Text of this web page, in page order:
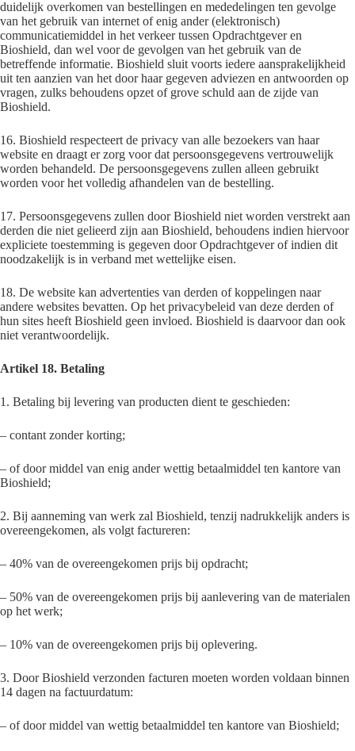
duidelijk overkomen van bestellingen en mededelingen ten gevolge
van het gebruik van internet of enig ander (elektronisch)
communicatiemiddel in het verkeer tussen Opdrachtgever en
Bioshield, dan wel voor de gevolgen van het gebruik van de
betreffende informatie. Bioshield sluit voorts iedere aansprakelijkheid
uit ten aanzien van het door haar gegeven adviezen en antwoorden op
vragen, zulks behoudens opzet of grove schuld aan de zijde van
Bioshield.
16. Bioshield respecteert de privacy van alle bezoekers van haar
website en draagt er zorg voor dat persoonsgegevens vertrouwelijk
worden behandeld. De persoonsgegevens zullen alleen gebruikt
worden voor het volledig afhandelen van de bestelling.
17. Persoonsgegevens zullen door Bioshield niet worden verstrekt aan
derden die niet gelieerd zijn aan Bioshield, behoudens indien hiervoor
expliciete toestemming is gegeven door Opdrachtgever of indien dit
noodzakelijk is in verband met wettelijke eisen.
18. De website kan advertenties van derden of koppelingen naar
andere websites bevatten. Op het privacybeleid van deze derden of
hun sites heeft Bioshield geen invloed. Bioshield is daarvoor dan ook
niet verantwoordelijk.
Artikel 18. Betaling
1. Betaling bij levering van producten dient te geschieden:
– contant zonder korting;
– of door middel van enig ander wettig betaalmiddel ten kantore van
Bioshield;
2. Bij aanneming van werk zal Bioshield, tenzij nadrukkelijk anders is
overeengekomen, als volgt factureren:
– 40% van de overeengekomen prijs bij opdracht;
– 50% van de overeengekomen prijs bij aanlevering van de materialen
op het werk;
– 10% van de overeengekomen prijs bij oplevering.
3. Door Bioshield verzonden facturen moeten worden voldaan binnen
14 dagen na factuurdatum:
– of door middel van wettig betaalmiddel ten kantore van Bioshield;